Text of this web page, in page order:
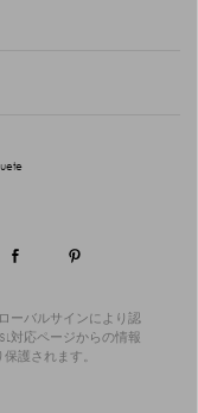
ーバルサインにより認
対応ページからの情報
護されます。